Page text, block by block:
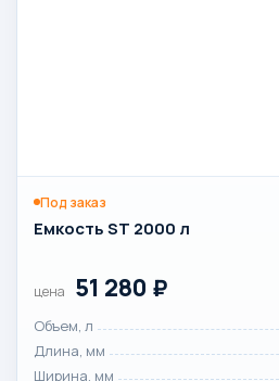
Под заказ
Емкость ST 2000 л
цена 51 280 ₽
Объем, л
Длина, мм
Ширина, мм